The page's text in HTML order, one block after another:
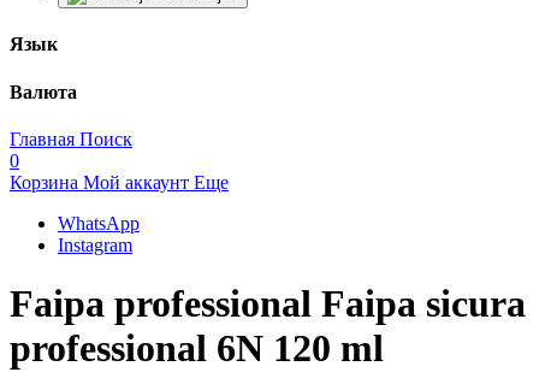
Язык
Валюта
Главная Поиск
0
Корзина Мой аккаунт Еще
WhatsApp
Instagram
Faipa professional Faipa sicura
professional 6N 120 ml